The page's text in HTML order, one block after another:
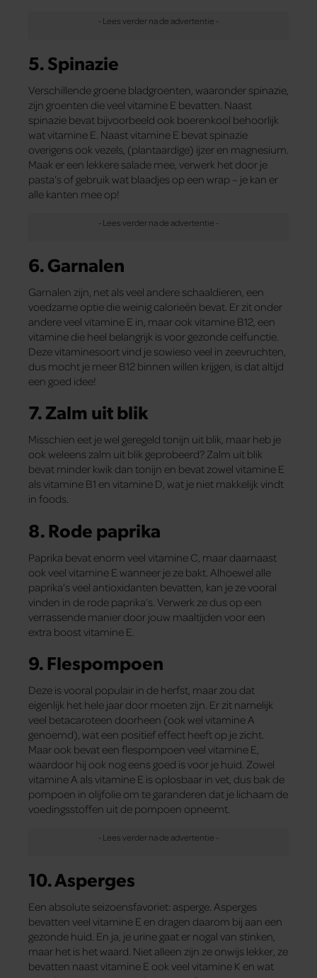
5. Spinazie
Verschillende groene bladgroenten, waaronder spinazie,
zijn groenten die veel vitamine E bevatten. Naast
spinazie bevat bijvoorbeeld ook boerenkool behoorlijk
wat vitamine E. Naast vitamine E bevat spinazie
overigens ook vezels, (plantaardige) ijzer en magnesium.
Maak er een lekkere salade mee, verwerk het door je
pasta’s of gebruik wat blaadjes op een wrap – je kan er
alle kanten mee op!
6. Garnalen
Garnalen zijn, net als veel andere schaaldieren, een
voedzame optie die weinig calorieën bevat. Er zit onder
andere veel vitamine E in, maar ook vitamine B12, een
vitamine die heel belangrijk is voor gezonde celfunctie.
Deze vitaminesoort vind je sowieso veel in zeevruchten,
dus mocht je meer B12 binnen willen krijgen, is dat altijd
een goed idee!
7. Zalm uit blik
Misschien eet je wel geregeld tonijn uit blik, maar heb je
ook weleens zalm uit blik geprobeerd? Zalm uit blik
bevat minder kwik dan tonijn en bevat zowel vitamine E
als vitamine B1 en vitamine D, wat je niet makkelijk vindt
in foods.
8. Rode paprika
Paprika bevat enorm veel vitamine C, maar daarnaast
ook veel vitamine E wanneer je ze bakt. Alhoewel alle
paprika’s veel antioxidanten bevatten, kan je ze vooral
vinden in de rode paprika’s. Verwerk ze dus op een
verrassende manier door jouw maaltijden voor een
extra boost vitamine E.
9. Flespompoen
Deze is vooral populair in de herfst, maar zou dat
eigenlijk het hele jaar door moeten zijn. Er zit namelijk
veel betacaroteen doorheen (ook wel vitamine A
genoemd), wat een positief effect heeft op je zicht.
Maar ook bevat een flespompoen veel vitamine E,
waardoor hij ook nog eens goed is voor je huid. Zowel
vitamine A als vitamine E is oplosbaar in vet, dus bak de
pompoen in olijfolie om te garanderen dat je lichaam de
voedingsstoffen uit de pompoen opneemt.
10. Asperges
Een absolute seizoensfavoriet: asperge. Asperges
bevatten veel vitamine E en dragen daarom bij aan een
gezonde huid. En ja, je urine gaat er nogal van stinken,
maar het is het waard. Niet alleen zijn ze onwijs lekker, ze
bevatten naast vitamine E ook veel vitamine K en wat